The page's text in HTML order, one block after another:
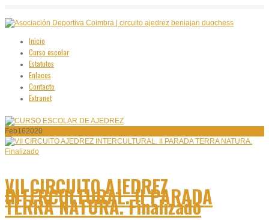
Inicio
Curso escolar
Estatutos
Enlaces
Contacto
Extranet
Feb162020
VII CIRCUITO AJEDREZ
INTERCULTURAL. II PARADA
TERRA NATURA. Finalizado